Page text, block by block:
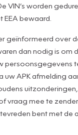
VIN’s worden
EEA bewaard.
geïnformeerd over
dan nodig is
uw APK afmelding
mee te
bent met